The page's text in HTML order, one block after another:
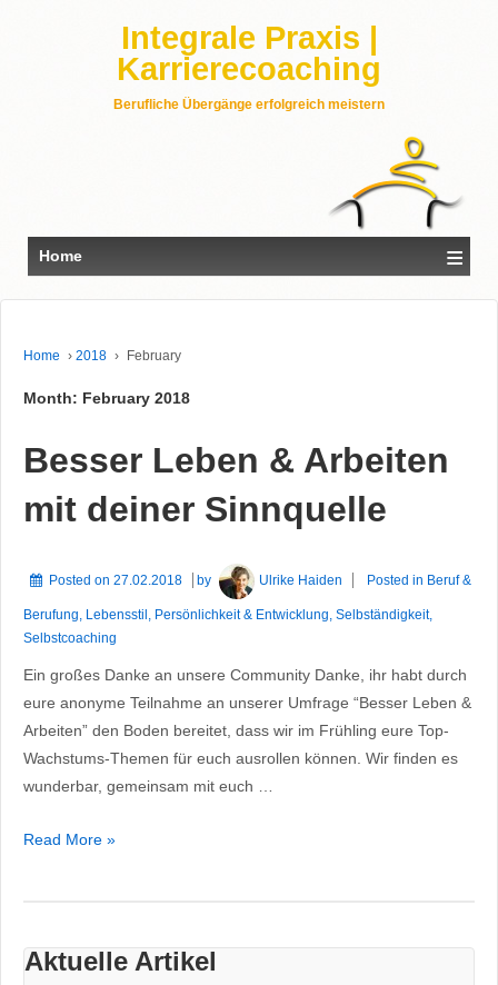
Integrale Praxis |
Karrierecoaching
Berufliche Übergänge erfolgreich meistern
Home ≡
Home › 2018 › February
Month: February 2018
Besser Leben & Arbeiten
mit deiner Sinnquelle
Posted on 27.02.2018 by Ulrike Haiden Posted in Beruf &
Berufung, Lebensstil , Persönlichkeit & Entwicklung, Selbständigkeit,
Selbstcoaching
Ein großes Danke an unsere Community Danke, ihr habt durch
eure anonyme Teilnahme an unserer Umfrage “Besser Leben &
Arbeiten” den Boden bereitet, dass wir im Frühling eure Top-
Wachstums-Themen für euch ausrollen können. Wir finden es
wunderbar, gemeinsam mit euch …
Besser
mit
Read More »
Aktuelle Artikel